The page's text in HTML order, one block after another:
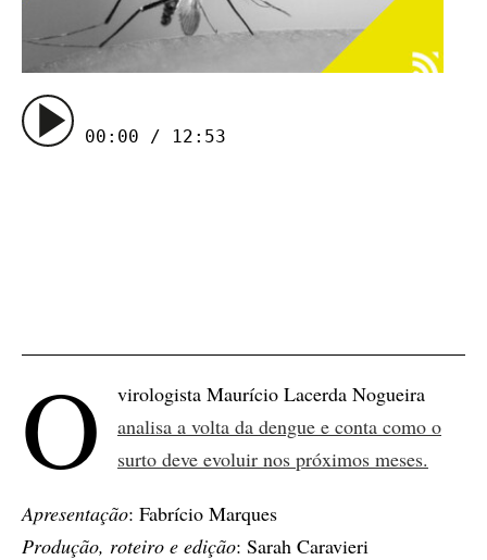
00:00 / 12:53
O
virologista Maurício Lacerda Nogueira
analisa a volta da dengue e conta como o
surto deve evoluir nos próximos meses.
Apresentação: Fabrício Marques
Produção, roteiro e edição: Sarah Caravieri